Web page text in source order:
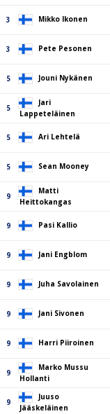
3 Mikko Ikonen
3 Pete Pesonen
5 Jouni Nykänen
5
Jari
Lappeteläinen
5 Ari Lehtelä
5 Sean Mooney
9
Matti
Heittokangas
9 Pasi Kallio
9 Jani Engblom
9 Juha Savolainen
9 Jani Sivonen
9 Harri Piiroinen
9
Marko Mussu
Hollanti
9
Juuso
Jääskeläinen